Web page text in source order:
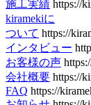
施工実績 https://
kiramekiに
ついて https://
インタビュー
お客様の声
会社概要 https://
FAQ https://